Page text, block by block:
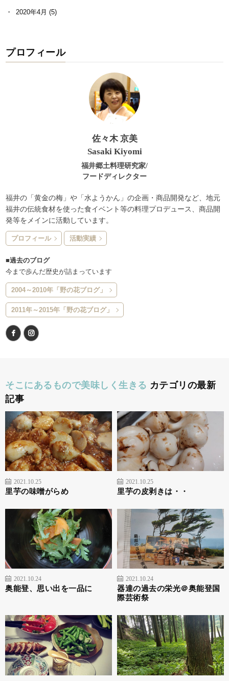
2020年4月 (5)
プロフィール
佐々木 京美
Sasaki Kiyomi
福井郷土料理研究家/
フードディレクター
福井の「黄金の梅」や「水ようかん」の企画・商品開発など、地元
福井の伝統食材を使った食イベント等の料理プロデュース、商品開
発等をメインに活動しています。
プロフィール 活動実績
■過去のブログ
今まで歩んだ歴史が詰まっています
2004～2010年「野の花ブログ」
2011年～2015年「野の花ブログ」
そこにあるもので美味しく生きる カテゴリの最新
記事
2021.10.25
里芋の味噌がらめ
2021.10.25
里芋の皮剥きは・・
2021.10.24
奥能登、思い出を一品に
2021.10.24
器達の過去の栄光＠奥能登国
際芸術祭